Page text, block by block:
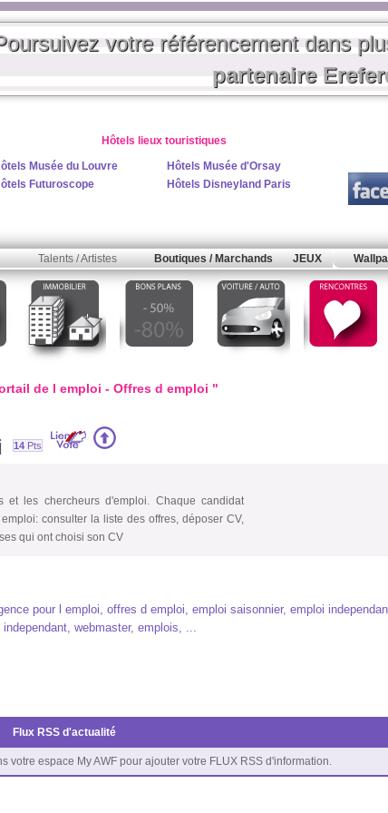
votre référencement dans
partenaire
Hôtels lieux touristiques
Musée du Louvre
Hôtels Musée d'Orsay
Futuroscope
Hôtels Disneyland Paris
Talents / Artistes Boutiques / Marchands JEUX
de l emploi - Offres d emploi "
14 Pts
les chercheurs d'emploi. Chaque candidat
consulter la liste des offres, déposer CV,
qui ont choisi son CV
pour l emploi, offres d emploi, emploi saisonnier, emploi
webmaster, emplois, ...
Flux RSS d'actualité
votre espace My AWF pour ajouter votre FLUX RSS d'information.